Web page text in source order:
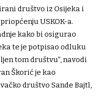
društvo iz Osijeka i
USKOK-a.
kako bi osigurao
te je potpisao odluku
tom društvu”, navodi
Škorić je kao
društvo Sande Bajtl,